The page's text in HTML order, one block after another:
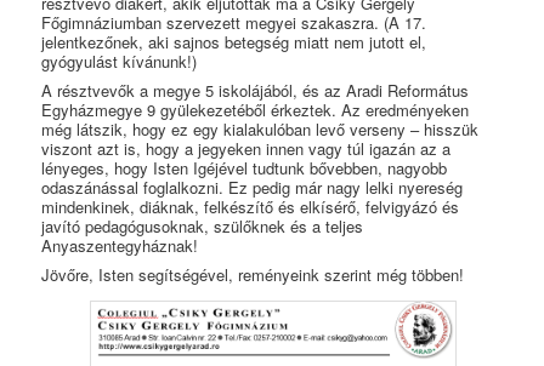
Főgimnáziumban szervezett megyei szakaszra. (A 17.
jelentkezőnek, aki sajnos betegség miatt nem jutott el,
gyógyulást kívánunk!)
A résztvevők a megye 5 iskolájából, és az Aradi Református
Egyházmegye 9 gyülekezetéből érkeztek. Az eredményeken
még látszik, hogy ez egy kialakulóban levő verseny – hisszük
viszont azt is, hogy a jegyeken innen vagy túl igazán az a
lényeges, hogy Isten Igéjével tudtunk bővebben, nagyobb
odaszánással foglalkozni. Ez pedig már nagy lelki nyereség
mindenkinek, diáknak, felkészítő és elkísérő, felvigyázó és
javító pedagógusoknak, szülőknek és a teljes
Anyaszentegyháznak!
Jövőre, Isten segítségével, reményeink szerint még többen!